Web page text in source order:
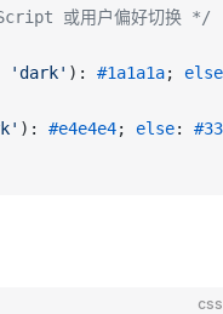
或用户偏好切换 */
'dark' ): #1a1a1a; else
): #e4e4e4; else:
css